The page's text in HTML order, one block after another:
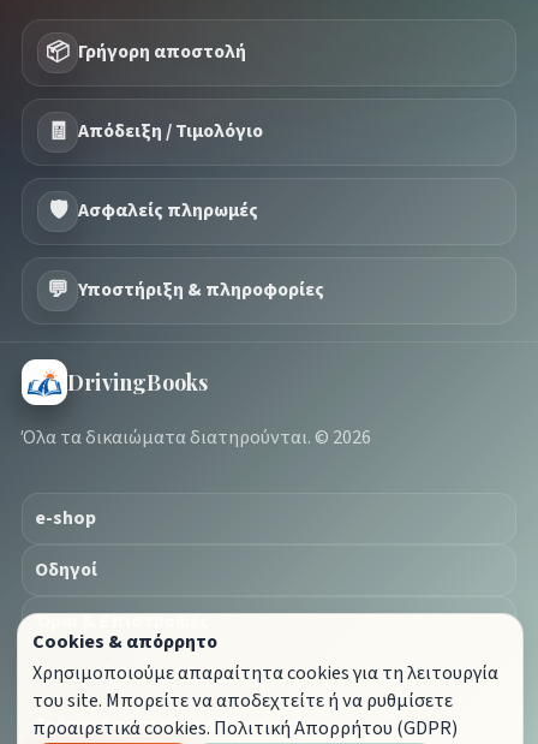
📦 Γρήγορη αποστολή
🧾 Απόδειξη / Τιμολόγιο
🛡️ Ασφαλείς πληρωμές
💬 Υποστήριξη & πληροφορίες
DrivingBooks
Όλα τα δικαιώματα διατηρούνται. © 2026
e-shop
Οδηγοί
Όροι & Επιστροφές
Πολιτική Απορρήτου (GDPR)
Τρόποι Αποστολής & Πληρωμής
Cookies & απόρρητο
Χρησιμοποιούμε απαραίτητα cookies για τη λειτουργία
του site. Μπορείτε να αποδεχτείτε ή να ρυθμίσετε
προαιρετικά cookies. Πολιτική Απορρήτου (GDPR)